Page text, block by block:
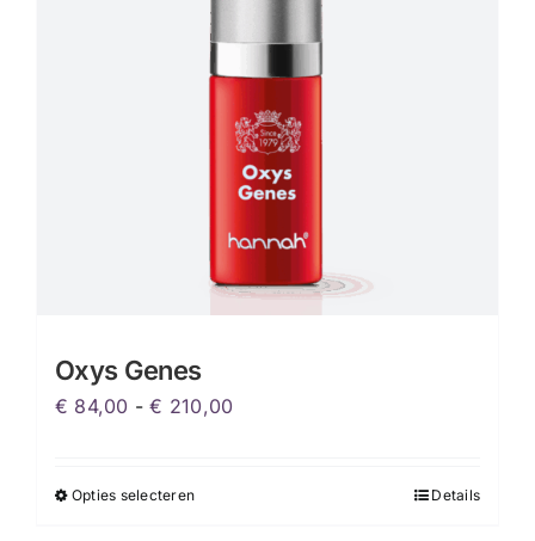
Oxys Genes
€ 84,00 - € 210,00
Opties selecterenDit
Details